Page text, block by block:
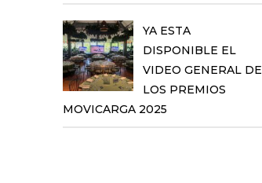
YA ESTA
DISPONIBLE EL
VIDEO GENERAL DE
LOS PREMIOS
MOVICARGA 2025